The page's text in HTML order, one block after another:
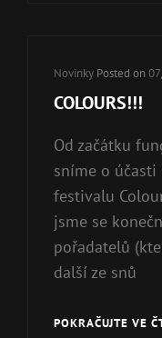
Cat
Links
Novinky Posted on
COLOURS!!!
Od začátku
sníme o
festivalu
jsme se
pořadatelů
další ze snů
POKRAČUJTE VE